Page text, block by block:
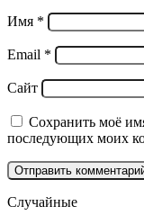
Имя *
Email *
Сайт
Сохранить моё
последующих моих
Случайные